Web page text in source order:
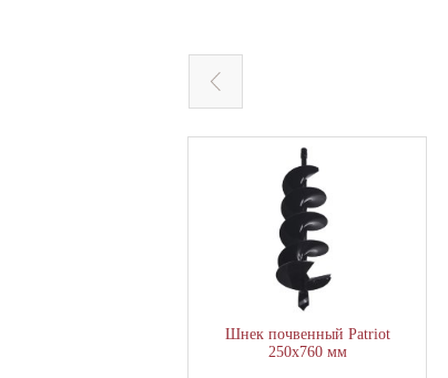
Шнек почвенный Patriot
250x760 мм